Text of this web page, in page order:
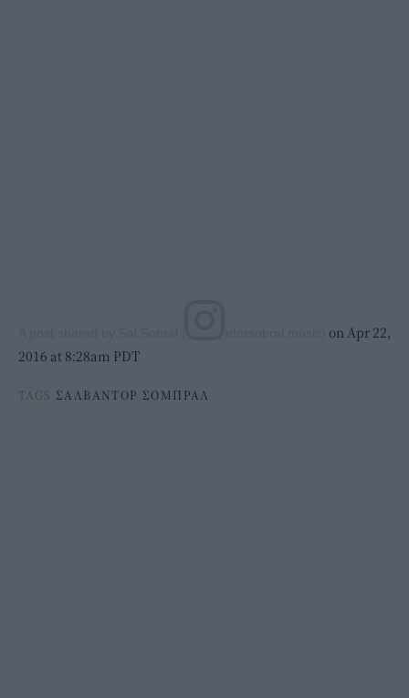
on Apr 22,
2016 at 8:28am PDT
TAGS ΣΑΛΒΑΝΤΟΡ ΣΟΜΠΡΑΛ